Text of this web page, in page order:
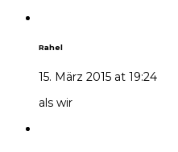
Rahel
15. März 2015 at 19:24
als wir